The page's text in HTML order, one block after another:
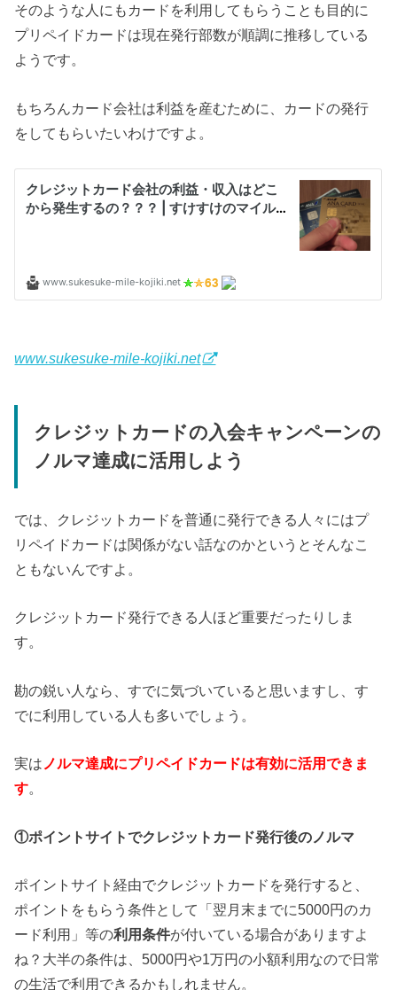
そのような人にもカードを利用してもらうことも目的に
プリペイドカードは現在発行部数が順調に推移している
ようです。
もちろんカード会社は利益を産むために、カードの発行
をしてもらいたいわけですよ。
www.sukesuke-mile-kojiki.net
クレジットカードの入会キャンペーンの
ノルマ達成に活用しよう
では、クレジットカードを普通に発行できる人々にはプ
リペイドカードは関係がない話なのかというとそんなこ
ともないんですよ。
クレジットカード発行できる人ほど重要だったりしま
す。
勘の鋭い人なら、すでに気づいていると思いますし、す
でに利用している人も多いでしょう。
実は ノルマ達成にプリペイドカードは有効に活用できま
す。
①ポイントサイトでクレジットカード発行後のノルマ
ポイントサイト経由でクレジットカードを発行すると、
ポイントをもらう条件として「翌月末までに5000円のカ
ード利用」等の利用条件が付いている場合がありますよ
ね？大半の条件は、5000円や1万円の小額利用なので日常
の生活で利用できるかもしれません。